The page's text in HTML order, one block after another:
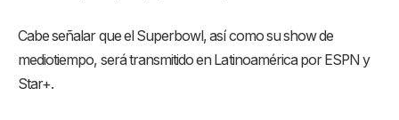
Cabe señalar que el Superbowl, así como su show de
mediotiempo, será transmitido en Latinoamérica por ESPN y
Star+.